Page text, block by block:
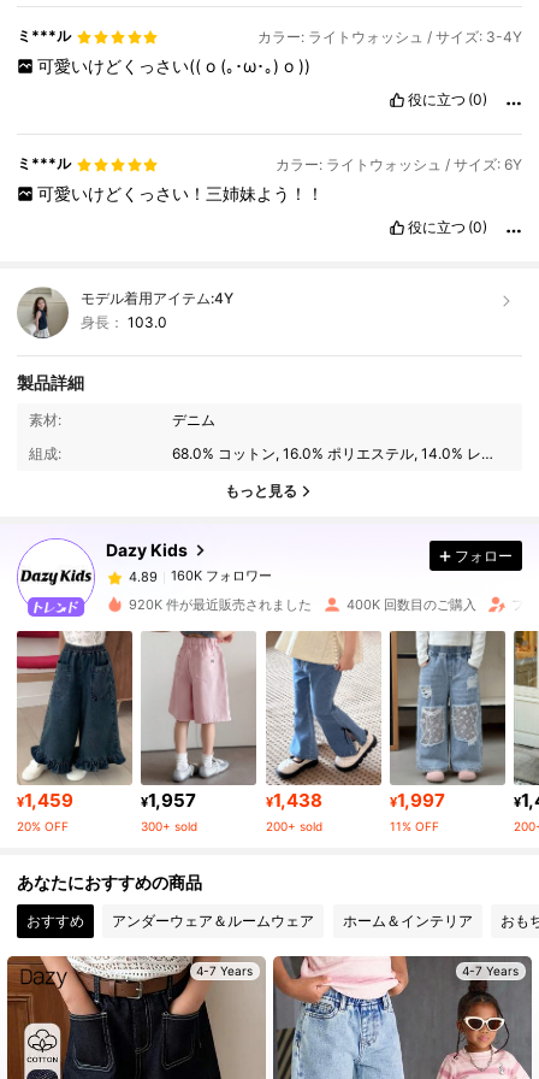
ミ***ル カラー: ライトウォッシュ / サイズ: 3-4Y
可愛いけどくっさい(( o (｡･ω･｡) o ))
役に立つ (0)
ミ***ル カラー: ライトウォッシュ / サイズ: 6Y
可愛いけどくっさい！三姉妹よう！！
役に立つ (0)
モデル着用アイテム:4Y
身長： 103.0
製品詳細
素材:
デニム
組成:
68.0% コットン, 16.0% ポリエステル, 14.0% レーヨン, 2.0% モダール
もっと見る
Dazy Kids
160K フォロワー
4.89
160K フォロワー
q***p
は1日前に購入しました
4.89 160K フォロワー
4.89 160K フォロワー
4.89 160K フォロワー
4.89 160K フォロワー
4.89 160K フォロワー
フォロー
920K 件が最近販売されました 400K 回数目のご購入 フ
¥1,459
20% OFF
¥1,957
300+ sold
¥1,438
200+ sold
¥1,997
11% OFF
¥
あなたにおすすめの商品
おすすめ アンダーウェア＆ルームウェア ホーム＆インテリア おも
4-7 Years 4-7 Years